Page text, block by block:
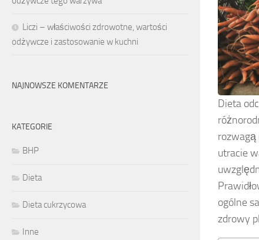
Dieta
rozwagą
utracie
ogólne
zdrowy
Liczi – właściwości zdrowotne, wartości
odżywcze i zastosowanie w kuchni
NAJNOWSZE KOMENTARZE
KATEGORIE
BHP
Dieta
Dieta cukrzycowa
Inne